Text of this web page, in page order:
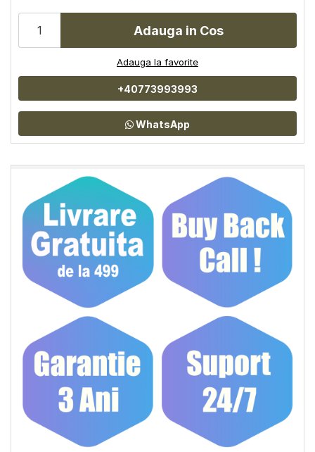
Adauga in Cos
Adauga la favorite
+40773993993
WhatsApp